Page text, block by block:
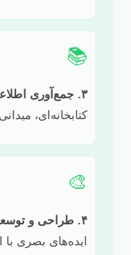
📚
۳. جمع‌آوری اطلاعات:
کتابخانه‌ای،
🎨
۴. طراحی و توسعه بخش عملی:
ایده‌های بصری